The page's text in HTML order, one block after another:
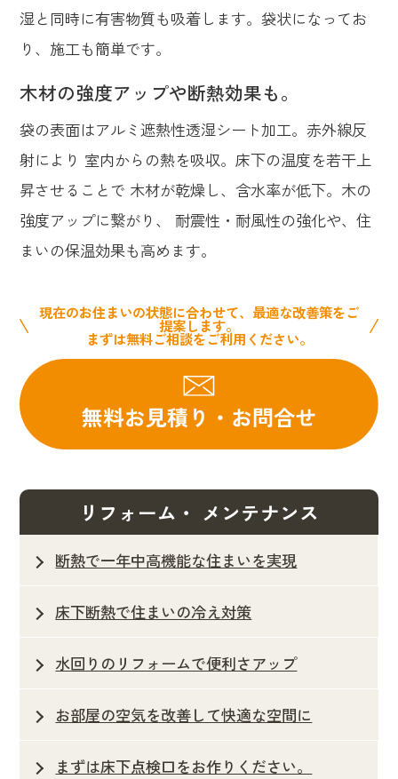
湿と同時に有害物質も吸着します。袋状になってお
り、施工も簡単です。
木材の強度アップや断熱効果も。
袋の表面はアルミ遮熱性透湿シート加工。赤外線反
射により 室内からの熱を吸収。床下の温度を若干上
昇させることで 木材が乾燥し、含水率が低下。木の
強度アップに繋がり、 耐震性・耐風性の強化や、住
まいの保温効果も高めます。
現在のお住まいの状態に合わせて、最適な改善策をご
提案します。
まずは無料ご相談をご利用ください。
リフォーム・ メンテナンス
断熱で一年中高機能な住まいを実現
床下断熱で住まいの冷え対策
水回りのリフォームで便利さアップ
お部屋の空気を改善して快適な空間に
まずは床下点検口をお作りください。